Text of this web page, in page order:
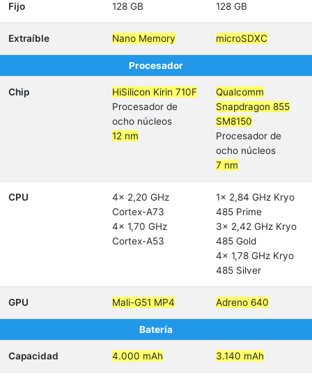
Fijo 128 GB 128 GB
Extraíble Nano Memory microSDXC
Procesador
Chip
HiSilicon Kirin 710F
Procesador de
ocho núcleos
12 nm
Qualcomm
Snapdragon 855
SM8150
Procesador de
ocho núcleos
7 nm
CPU
4x 2,20 GHz
Cortex-A73
4x 1,70 GHz
Cortex-A53
1x 2,84 GHz Kryo
485 Prime
3x 2,42 GHz Kryo
485 Gold
4x 1,78 GHz Kryo
485 Silver
GPU Mali-G51 MP4 Adreno 640
Batería
Capacidad 4.000 mAh 3.140 mAh